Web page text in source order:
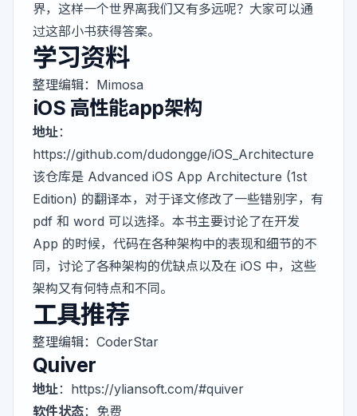
界，这样一个世界离我们又有多远呢？大家可以通
过这部小书获得答案。
学习资料
整理编辑： Mimosa
iOS 高性能app架构
地址：
https://github.com/dudongge/iOS_Architecture
该仓库是 Advanced iOS App Architecture (1st
Edition) 的翻译本，对于译文修改了一些错别字，有
pdf 和 word 可以选择。本书主要讨论了在开发
App 的时候，代码在各种架构中的表现和细节的不
同，讨论了各种架构的优缺点以及在 iOS 中，这些
架构又有何特点和不同。
工具推荐
整理编辑： CoderStar
Quiver
地址： https://yliansoft.com/#quiver
软件状态：免费